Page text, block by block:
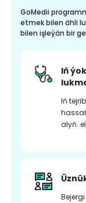
GoMedii
etmek bilen ähli
bilen işleýän bir
Iň
Iň
alyň.